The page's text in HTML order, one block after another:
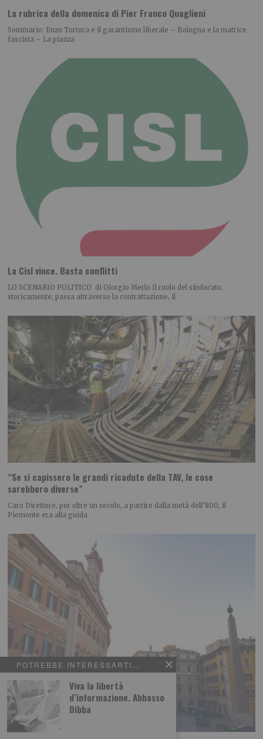
POTREBBE INTERESSARTI...
Viva la libertà
d’informazione. Abbasso
Dibba
La rubrica della domenica di Pier Franco Quaglieni
Sommario: Enzo Tortora e il garantismo liberale – Bologna e la matrice
fascista – La piazza
La Cisl vince. Basta conflitti
LO SCENARIO POLITICO di Giorgio Merlo Il ruolo del sindacato,
storicamente, passa attraverso la contrattazione, il
“Se si capissero le grandi ricadute della TAV, le cose
sarebbero diverse”
Caro Direttore, per oltre un secolo, a partire dalla metà dell’800, il
Piemonte era alla guida